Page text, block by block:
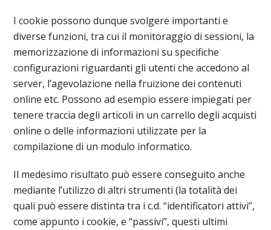
I cookie possono dunque svolgere importanti e
diverse funzioni, tra cui il monitoraggio di sessioni, la
memorizzazione di informazioni su specifiche
configurazioni riguardanti gli utenti che accedono al
server, l’agevolazione nella fruizione dei contenuti
online etc. Possono ad esempio essere impiegati per
tenere traccia degli articoli in un carrello degli acquisti
online o delle informazioni utilizzate per la
compilazione di un modulo informatico.
Il medesimo risultato può essere conseguito anche
mediante l’utilizzo di altri strumenti (la totalità dei
quali può essere distinta tra i c.d. “identificatori attivi”,
come appunto i cookie, e “passivi”, questi ultimi